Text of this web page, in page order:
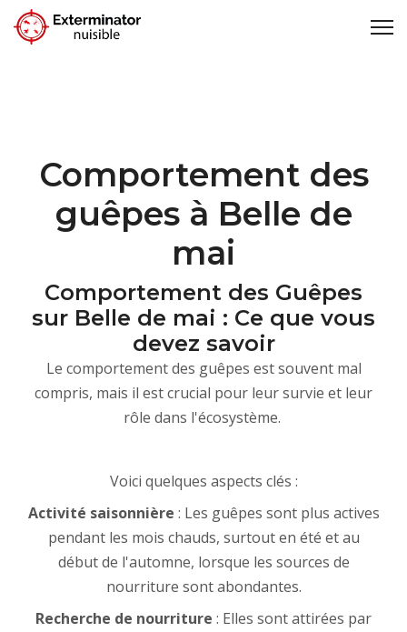
Comportement des
guêpes à Belle de
mai
Comportement des Guêpes
sur Belle de mai : Ce que vous
devez savoir
Le comportement des guêpes est souvent mal
compris, mais il est crucial pour leur survie et leur
rôle dans l'écosystème.
Voici quelques aspects clés :
Activité saisonnière : Les guêpes sont plus actives
pendant les mois chauds, surtout en été et au
début de l'automne, lorsque les sources de
nourriture sont abondantes.
Recherche de nourriture : Elles sont attirées par